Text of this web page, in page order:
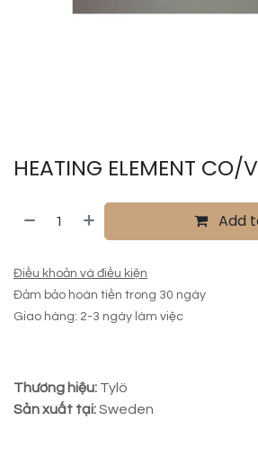
HEATING ELEMENT CO/
Add
Điều khoản và điều kiện
Đảm bảo hoàn tiền trong 30 ngày
Giao hàng: 2-3 ngày làm việc
Thương hiệu: Tylö
Sản xuất tại:Sweden